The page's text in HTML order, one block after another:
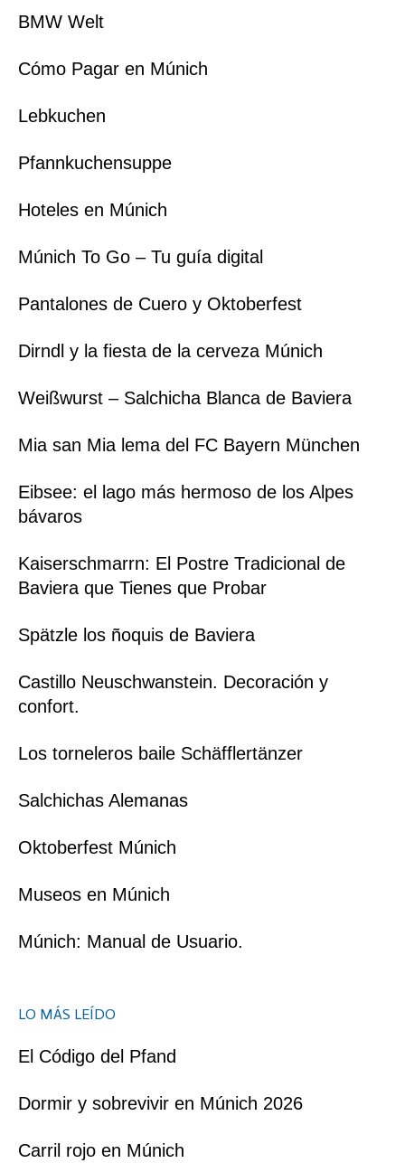
BMW Welt
Cómo Pagar en Múnich
Lebkuchen
Pfannkuchensuppe
Hoteles en Múnich
Múnich To Go – Tu guía digital
Pantalones de Cuero y Oktoberfest
Dirndl y la fiesta de la cerveza Múnich
Weißwurst – Salchicha Blanca de Baviera
Mia san Mia lema del FC Bayern München
Eibsee: el lago más hermoso de los Alpes
bávaros
Kaiserschmarrn: El Postre Tradicional de
Baviera que Tienes que Probar
Spätzle los ñoquis de Baviera
Castillo Neuschwanstein. Decoración y
confort.
Los torneleros baile Schäfflertänzer
Salchichas Alemanas
Oktoberfest Múnich
Museos en Múnich
Múnich: Manual de Usuario.
LO MÁS LEÍDO
El Código del Pfand
Dormir y sobrevivir en Múnich 2026
Carril rojo en Múnich